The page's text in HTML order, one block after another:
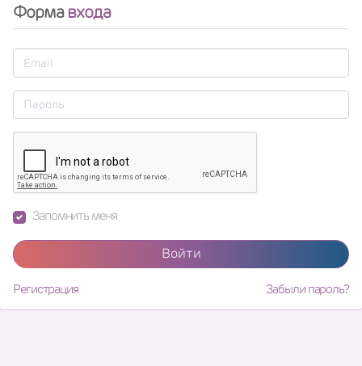
Формавхода
Запомнить меня
Войти
Регистрация Забыли пароль?